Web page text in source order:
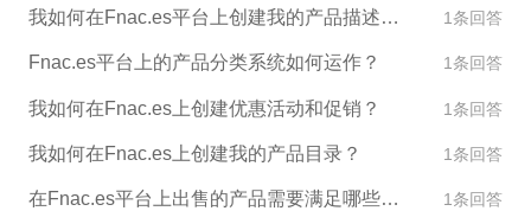
的清晰度、更新商品库存等，从而提高商品的曝光率
和购买率。
我如何在Fnac.es平台上创建我的产品描述和图片？ 1条回答
Fnac.es平台上的产品分类系统如何运作？ 1条回答
我如何在Fnac.es上创建优惠活动和促销？ 1条回答
我如何在Fnac.es上创建我的产品目录？ 1条回答
在Fnac.es平台上出售的产品需要满足哪些标准？ 1条回答